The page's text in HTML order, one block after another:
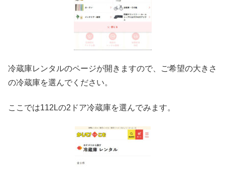
冷蔵庫レンタルのページが開きますので、ご希望の大きさ
の冷蔵庫を選んでください。
ここでは112Lの2ドア冷蔵庫を選んでみます。